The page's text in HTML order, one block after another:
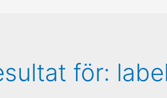
för: